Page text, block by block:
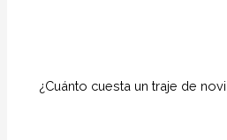
¿Cuánto cuesta un traje de